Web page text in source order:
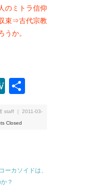
のミトラ信仰
束⇒古代宗教
か。
MeWe
staff ｜ 2011-03-
Closed
ーカソイドは、
？